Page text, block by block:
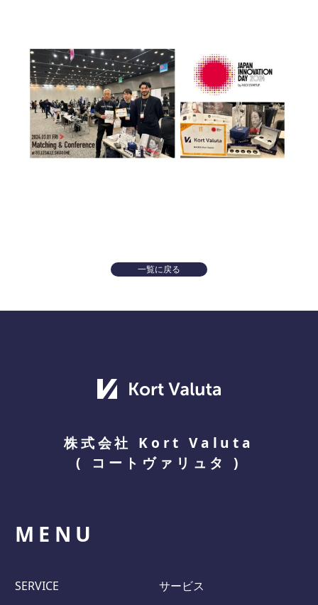
一覧に戻る
株式会社 Kort Valuta
( コートヴァリュタ )
MENU
SERVICE
サービス